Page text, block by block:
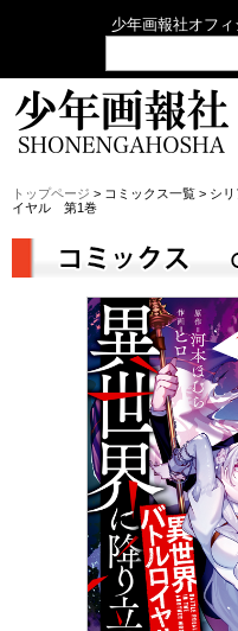
少年画報社オフ
トップページ > コミックス一覧 > シ
イヤル 第1巻